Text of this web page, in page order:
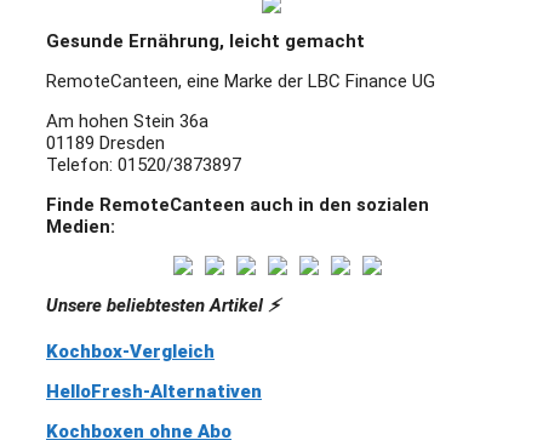
Gesunde Ernährung, leicht gemacht
RemoteCanteen, eine Marke der LBC Finance UG
Am hohen Stein 36a
01189 Dresden
Telefon: 01520/3873897
Finde RemoteCanteen auch in den sozialen
Medien:
Unsere beliebtesten Artikel ⚡️
Kochbox-Vergleich
HelloFresh-Alternativen
Kochboxen ohne Abo